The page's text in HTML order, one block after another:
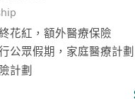
花紅，額外醫療保險
公眾假期，家庭醫療計劃
計劃